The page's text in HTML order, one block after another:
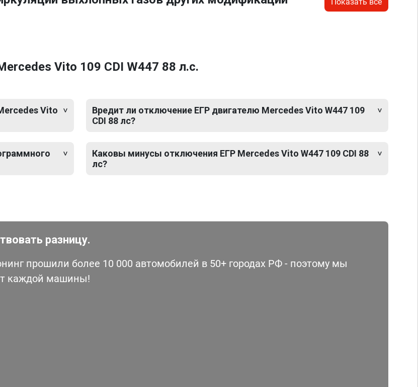
Vito 109 CDI W447 88 л.с.
Vito
Вредит ли отключение ЕГР двигателю Mercedes Vito W447 109
CDI 88 лс?
Каковы минусы отключения ЕГР Mercedes Vito W447 109 CDI 88
лс?
разницу.
прошили более 10 000 автомобилей в 50+ городах РФ - поэтому мы
каждой машины!